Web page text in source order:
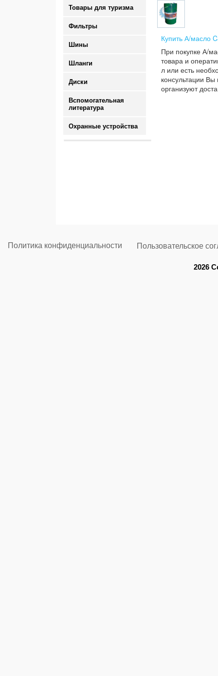
Товары для туризма
Фильтры
Шины
Шланги
Диски
Вспомогательная
литература
Охранные устройства
Купить А/масло
При покупке А/
товара и
л или есть
консультации
организуют
Политика конфиденциальности Пользовательское
2026